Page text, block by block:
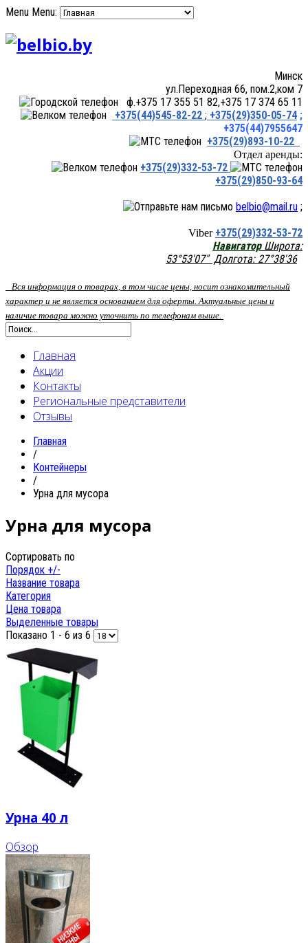
Menu Menu:
Минск
ул.Переходная 66, пом.2,ком 7
ф.+375 17 355 51 82,+375 17 374 65 11
+375(44)545-82-22 ; +375(29)350-05-74 ;
+375(44)7955647
+375(29)893-10-22
Отдел аренды:
+375(29)332-53-72
+375(29)850-93-64
belbio@mail.ru ;
Viber +375(29)332-53-72
НавигаторШирота:
53°53'07" Долгота: 27°38'36
Вся информация о товарах, в том числе цены, носит ознакомительный
характер и не является основанием для оферты. Актуальные цены и
наличие товара можно уточнить по телефонам выше.
Главная
Акции
Контакты
Региональные представители
Отзывы
Главная
/
Контейнеры
/
Урна для мусора
Урна для мусора
Сортировать по
Порядок +/-
Название товара
Категория
Цена товара
Выделенные товары
Показано 1 - 6 из 6
Урна 40 л
Обзор